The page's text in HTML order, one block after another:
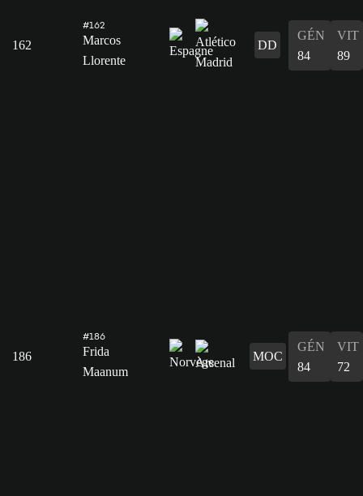
162
#162
Marcos
Llorente
DD
GÉN
84
VIT
89
186
#186
Frida
Maanum
MOC
GÉN
84
VIT
72